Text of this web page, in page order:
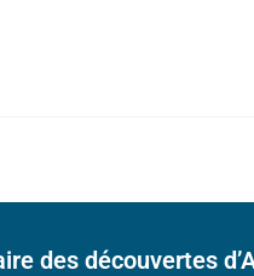
des découvertes